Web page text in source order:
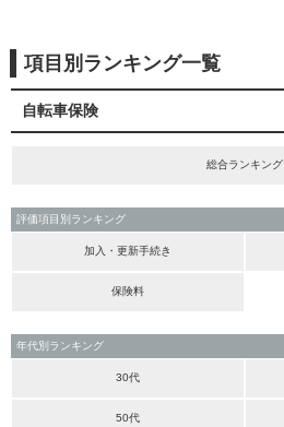
項目別ランキング一覧
自転車保険
総合ランキング
評価項目別ランキング
加入・更新手続き
保険料
年代別ランキング
30代
50代